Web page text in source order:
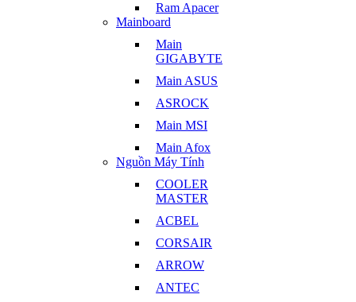
Ram Apacer
Mainboard
Main
GIGABYTE
Main ASUS
ASROCK
Main MSI
Main Afox
Nguồn Máy Tính
COOLER
MASTER
ACBEL
CORSAIR
ARROW
ANTEC